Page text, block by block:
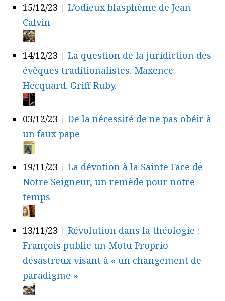
15/12/23 | L’odieux blasphème de Jean
Calvin
14/12/23 | La question de la juridiction des
évêques traditionalistes. Maxence
Hecquard. Griff Ruby.
03/12/23 | De la nécessité de ne pas obéir à
un faux pape
19/11/23 | La dévotion à la Sainte Face de
Notre Seigneur, un remède pour notre
temps
13/11/23 | Révolution dans la théologie :
François publie un Motu Proprio
désastreux visant à « un changement de
paradigme »